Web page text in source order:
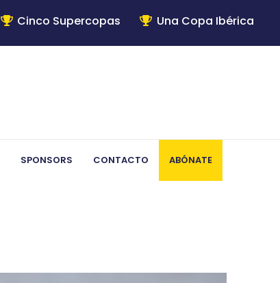
Cinco Supercopas Una Copa Ibérica
SPONSORS CONTACTO ABÓNATE